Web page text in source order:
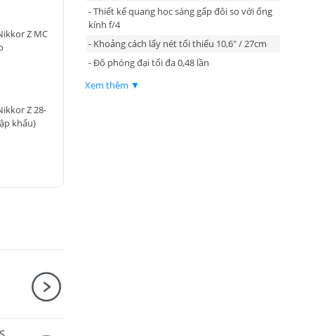
Z MC
Z 28-
khẩu)
- Thiết kế quang học sáng gấp đôi so với ống
kính f/4
- Khoảng cách lấy nét tối thiểu 10,6" / 27cm
- Độ phóng đại tối đa 0,48 lần
Xem thêm ▼